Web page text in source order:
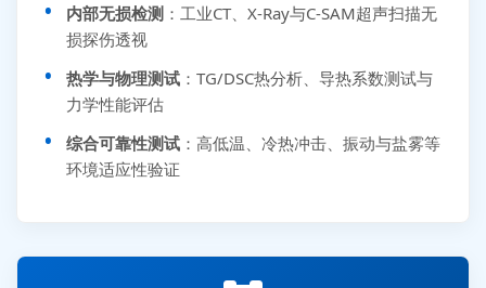
内部无损检测 ：工业CT、X-Ray与C-SAM超声扫描无
损探伤透视
热学与物理测试 ：TG/DSC热分析、导热系数测试与
力学性能评估
综合可靠性测试 ：高低温、冷热冲击、振动与盐雾等
环境适应性验证